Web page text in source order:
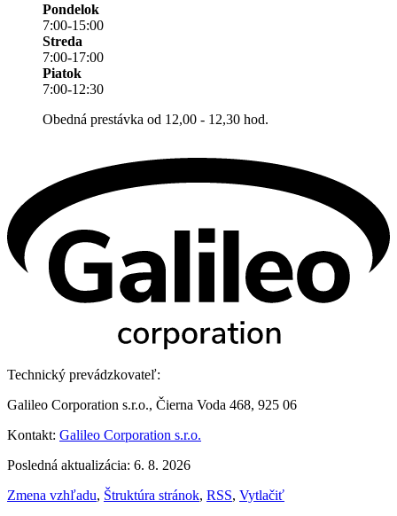
Pondelok
7:00-15:00
Streda
7:00-17:00
Piatok
7:00-12:30
Obedná prestávka od 12,00 - 12,30 hod.
Technický prevádzkovateľ:
Galileo Corporation s.r.o., Čierna Voda 468, 925 06
Kontakt: Galileo Corporation s.r.o.
Posledná aktualizácia: 6. 8. 2026
Zmena vzhľadu, Štruktúra stránok, RSS, Vytlačiť